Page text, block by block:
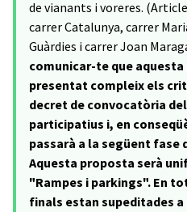
de vianants i voreres.
carrer Catalunya, carrer
Guàrdies i carrer Joan
comunicar-te que aquesta
presentat compleix els
decret de convocatòria
participatius i, en
passarà a la següent
Aquesta proposta serà
"Rampes i parkings". En
finals estan supeditades